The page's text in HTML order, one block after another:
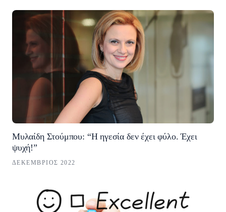
Μυλαίδη Στούμπου: “Η ηγεσία δεν έχει φύλο. Έχει
ψυχή!”
ΔΕΚΈΜΒΡΙΟΣ 2022